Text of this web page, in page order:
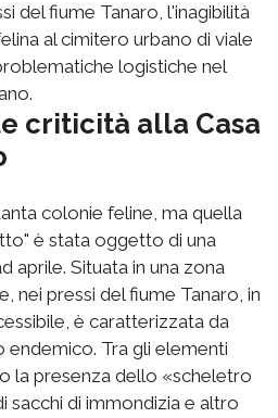
del fiume Tanaro, l'inagibilità
al cimitero urbano di viale
logistiche nel
criticità alla Casa
colonie feline, ma quella
è stata oggetto di una
aprile. Situata in una zona
nei pressi del fiume Tanaro, in
è caratterizzata da
Tra gli elementi
la presenza dello «scheletro
sacchi di immondizia e altro